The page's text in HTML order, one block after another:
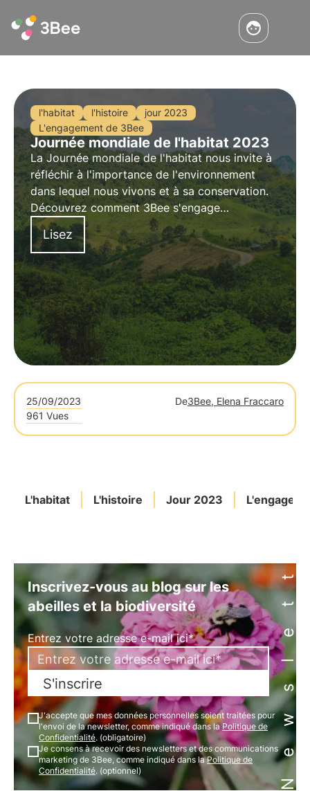
l'habitat l'histoire
jour 2023
L'engagement de 3Bee
Journée mondiale de l'habitat 2023
La Journée mondiale de l'habitat nous invite à
réfléchir à l'importance de l'environnement
dans lequel nous vivons et à sa conservation.
Découvrez comment 3Bee s'engage
concrètement dans la régénération des
habitats urbains et naturels avec les Oasis de
biodiversité, à l'occasion de la Journée
mondiale de l'habitat.
Lisez
25/09/2023 De3Bee, Elena Fraccaro
961 Vues
L'habitat L'histoire Jour 2023 Newsletter
Inscrivez-vous au blog sur les
abeilles et la biodiversité
Entrez votre adresse e-mail ici*
S'inscrire
J'accepte que mes données personnelles soient traitées pour
l'envoi de la newsletter, comme indiqué dans laPolitique de
Confidentialité. (obligatoire)
Je consens à recevoir des newsletters et des communications
marketing de 3Bee, comme indiqué dans laPolitique de
Confidentialité. (optionnel)